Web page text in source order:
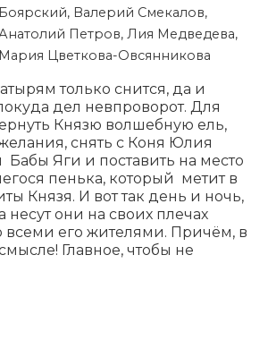
Боярский, Валерий Смекалов,
Петров, Лия Медведева,
Мария Цветкова-Овсянникова
только снится, да и
дел невпроворот. Для
Князю волшебную ель,
снять с Коня Юлия
Яги и поставить на место
пенька, который  метит в
Князя. И вот так день и ночь,
несут они на своих плечах
всеми его жителями. Причём, в
Главное, чтобы не